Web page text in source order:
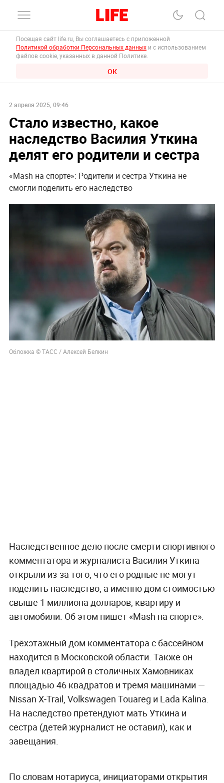
Посещая сайт life.ru, Вы соглашаетесь с приложенной
Политикой обработки Персональных данных и с использованием
файлов cookie, указанных в данной Политике.
ОК
2 апреля 2025, 09:46
Стало известно, какое
наследство Василия Уткина
делят его родители и сестра
«Mash на спорте»: Родители и сестра Уткина не
смогли поделить его наследство
Обложка © ТАСС / Алексей Белкин
Наследственное дело после смерти спортивного
комментатора и журналиста Василия Уткина
открыли из-за того, что его родные не могут
поделить наследство, а именно дом стоимостью
свыше 1 миллиона долларов, квартиру и
автомобили. Об этом пишет «Mash на спорте».
Трёхэтажный дом комментатора с бассейном
находится в Московской области. Также он
владел квартирой в столичных Хамовниках
площадью 46 квадратов и тремя машинами —
Nissan X-Trail, Volkswagen Touareg и Lada Kalina.
На наследство претендуют мать Уткина и
сестра (детей журналист не оставил), как и
завещания.
По словам нотариуса, инициаторами открытия